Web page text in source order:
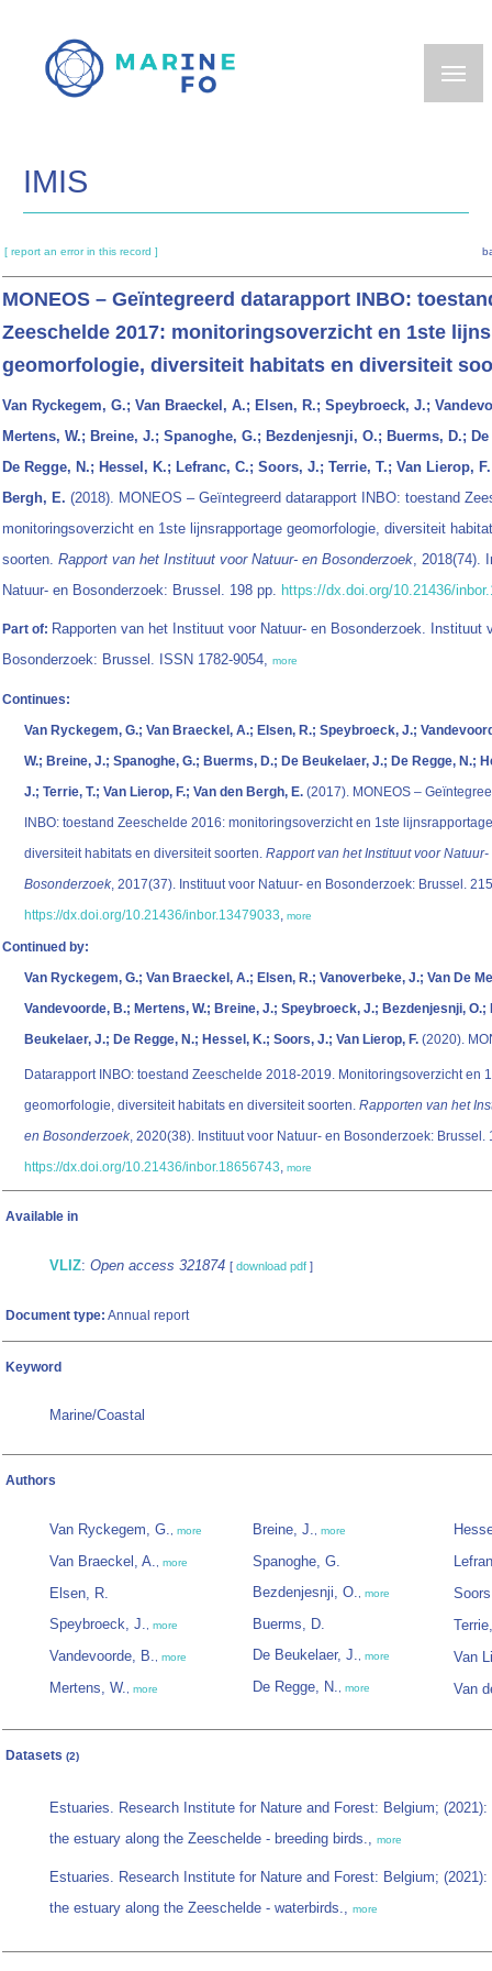
main
IMIS
[ report an error in this record ]
MONEOS – Geïntegreerd datarapport INBO:
Zeeschelde 2017: monitoringsoverzicht en 1ste
geomorfologie, diversiteit habitats en diversiteit
Van Ryckegem, G.; Van Braeckel, A.; Elsen, R.; Speybroeck, J.;
Mertens, W.; Breine, J.; Spanoghe, G.; Bezdenjesnji, O.; Buerms, D.;
De Regge, N.; Hessel, K.; Lefranc, C.; Soors, J.; Terrie, T.; Van Lierop,
Bergh, E. (2018). MONEOS – Geïntegreerd datarapport INBO: toestand
monitoringsoverzicht en 1ste lijnsrapportage geomorfologie, diversiteit
soorten. Rapport van het Instituut voor Natuur- en Bosonderzoek, 2018(74).
Natuur- en Bosonderzoek: Brussel. 198 pp. https://dx.doi.org/10.21436/
Part of: Rapporten van het Instituut voor Natuur- en Bosonderzoek. Instituut
Bosonderzoek: Brussel. ISSN 1782-9054, more
Continues:
Van Ryckegem, G.; Van Braeckel, A.; Elsen, R.; Speybroeck, J.;
W.; Breine, J.; Spanoghe, G.; Buerms, D.; De Beukelaer, J.; De Regge, N.;
J.; Terrie, T.; Van Lierop, F.; Van den Bergh, E. (2017). MONEOS –
INBO: toestand Zeeschelde 2016: monitoringsoverzicht en 1ste
diversiteit habitats en diversiteit soorten. Rapport van het Instituut voor Natuur-
Bosonderzoek, 2017(37). Instituut voor Natuur- en Bosonderzoek: Brussel.
https://dx.doi.org/10.21436/inbor.13479033, more
Continued by:
Van Ryckegem, G.; Van Braeckel, A.; Elsen, R.; Vanoverbeke, J.; Van De
Vandevoorde, B.; Mertens, W.; Breine, J.; Speybroeck, J.; Bezdenjesnji, O.;
Beukelaer, J.; De Regge, N.; Hessel, K.; Soors, J.; Van Lierop, F. (2020).
Datarapport INBO: toestand Zeeschelde 2018-2019. Monitoringsoverzicht en 1
geomorfologie, diversiteit habitats en diversiteit soorten. Rapporten van het
en Bosonderzoek, 2020(38). Instituut voor Natuur- en Bosonderzoek: Brussel.
https://dx.doi.org/10.21436/inbor.18656743, more
Available in
VLIZ: Open access 321874 [ download pdf ]
Document type: Annual report
Keyword
Marine/Coastal
Authors
Van Ryckegem, G., more
Van Braeckel, A., more
Elsen, R.
Speybroeck, J., more
Vandevoorde, B., more
Mertens, W., more
Breine, J., more
Spanoghe, G.
Bezdenjesnji, O., more
Buerms, D.
De Beukelaer, J., more
De Regge, N., more
Van
Van
Datasets (2)
Estuaries. Research Institute for Nature and Forest: Belgium;
the estuary along the Zeeschelde - breeding birds., more
Estuaries. Research Institute for Nature and Forest: Belgium;
the estuary along the Zeeschelde - waterbirds., more